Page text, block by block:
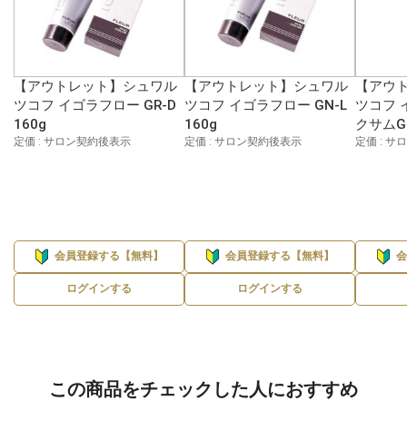
【アウトレット】シュワル
ツコフ イゴラフロー GR-D
160g
定価 : サロン契約後表示
会員登録する【無料】
ログインする
【アウトレット】シュワル
ツコフ イゴラフロー GN-L
160g
定価 : サロン契約後表示
会員登録する【無料】
ログインする
【アウ
ツコフ
クサム
定価 : サ
この商品をチェックした人におすすめ